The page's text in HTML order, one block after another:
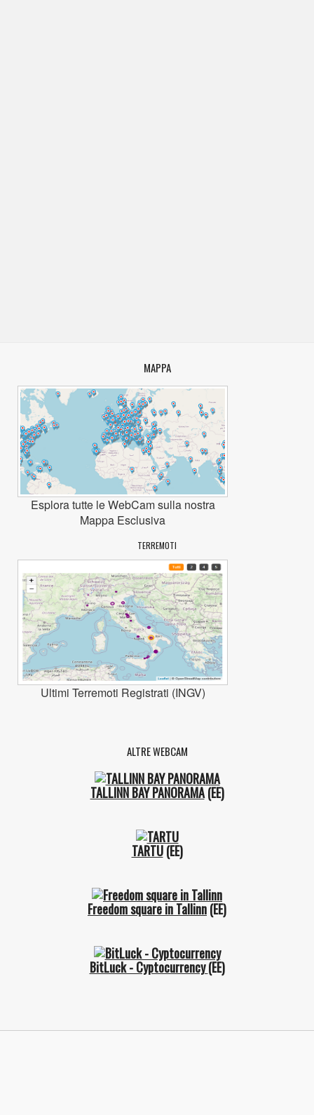
MAPPA
Esplora tutte le WebCam sulla nostra
Mappa Esclusiva
TERREMOTI
Ultimi Terremoti Registrati (INGV)
ALTRE WEBCAM
TALLINN BAY PANORAMA(EE)
TARTU(EE)
Freedom square in Tallinn(EE)
BitLuck - Cyptocurrency(EE)